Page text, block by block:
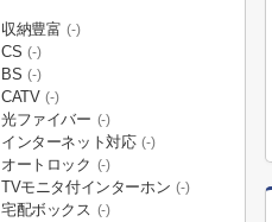
収納豊富 (-)
CS (-)
BS (-)
CATV (-)
光ファイバー (-)
インターネット対応 (-)
オートロック (-)
TVモニタ付インターホン (-)
宅配ボックス (-)